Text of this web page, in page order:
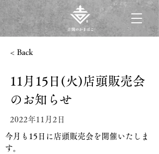
< Back
11月15日(火)店頭販売会
のお知らせ
2022年11月2日
今月も15日に店頭販売会を開催いたしま
す。